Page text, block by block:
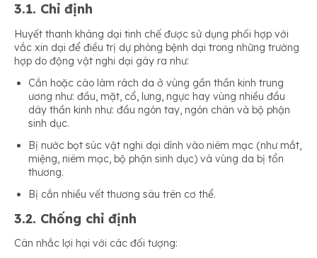
3.1. Chỉ định
Huyết thanh kháng dại tinh chế được sử dụng phối hợp với
vắc xin dại để điều trị dự phòng bệnh dại trong những trường
hợp do động vật nghi dại gây ra như:
Cắn hoặc cào làm rách da ở vùng gần thần kinh trung
ương như: đầu, mặt, cổ, lưng, ngực hay vùng nhiều đầu
dây thần kinh như: đầu ngón tay, ngón chân và bộ phận
sinh dục.
Bị nước bọt súc vật nghi dại dính vào niêm mạc (như mắt,
miệng, niêm mạc, bộ phận sinh dục) và vùng da bị tổn
thương.
Bị cắn nhiều vết thương sâu trên cơ thể.
3.2. Chống chỉ định
Cân nhắc lợi hại với các đối tượng: